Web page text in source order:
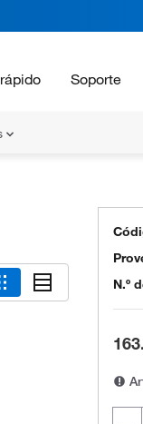
Soporte
N.º